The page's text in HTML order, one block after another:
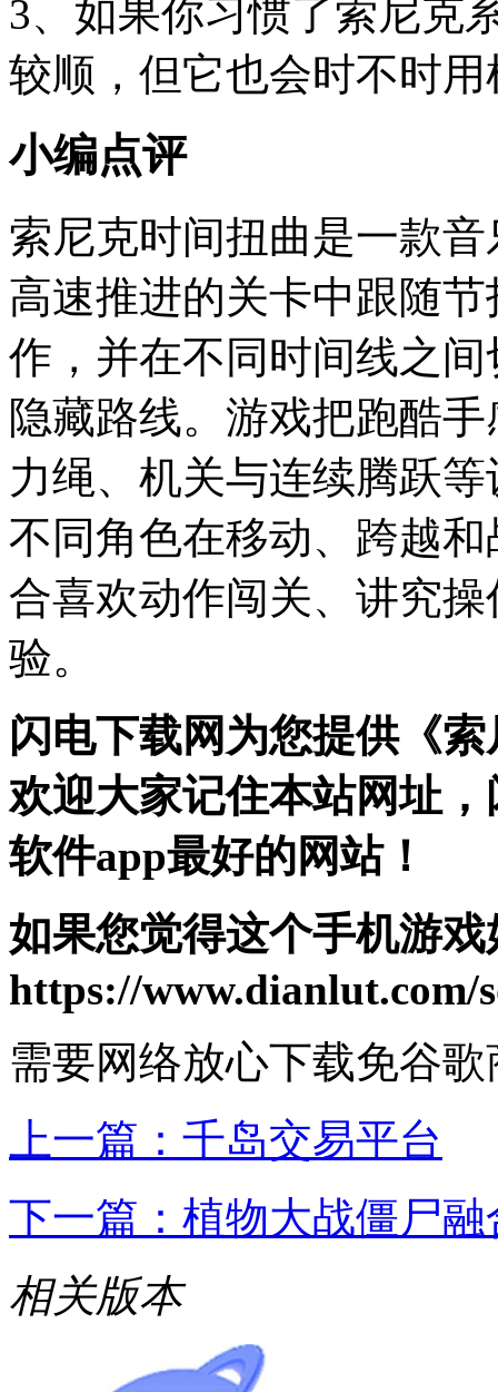
3、如果你习惯了索尼克
较顺，但它也会时不时
小编点评
索尼克时间扭曲是一款
高速推进的关卡中跟随
作，并在不同时间线之
隐藏路线。游戏把跑酷
力绳、机关与连续腾跃
不同角色在移动、跨越
合喜欢动作闯关、讲究
验。
闪电下载网为您提供《
欢迎大家记住本站网址
软件app最好的网站！
如果您觉得这个手机游
https://www.dianlut.com/
需要网络放心下载免谷歌
上一篇： 千岛交易平台
下一篇： 植物大战僵尸融
相关版本